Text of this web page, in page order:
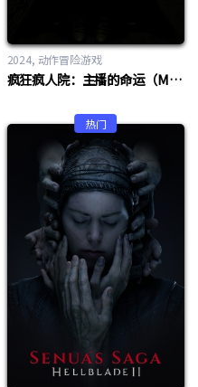
2024 动作冒险游戏
疯狂疯人院：主播的命运（Madhouse Madness: Streamer’s Fate）
热门